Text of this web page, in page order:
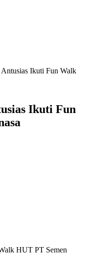
Antusias Ikuti Fun Walk
Ikuti Fun
HUT PT Semen